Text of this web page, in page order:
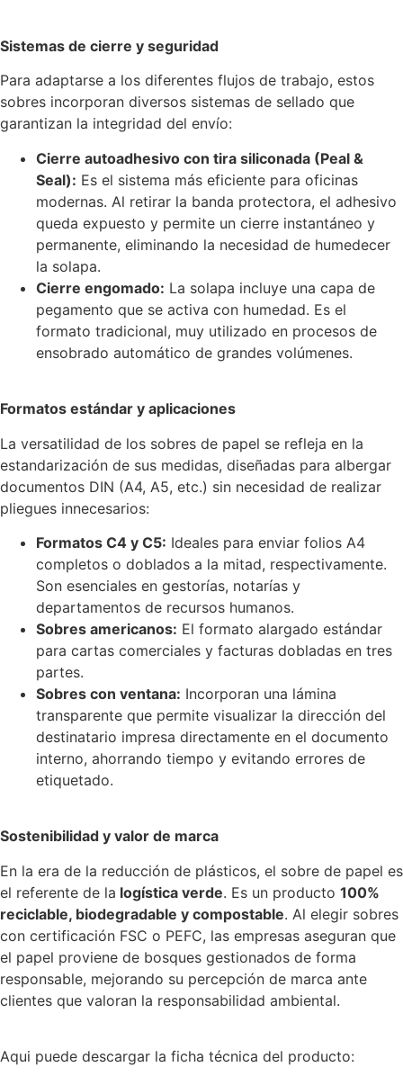
Sistemas de cierre y seguridad
Para adaptarse a los diferentes flujos de trabajo, estos
sobres incorporan diversos sistemas de sellado que
garantizan la integridad del envío:
Cierre autoadhesivo con tira siliconada (Peal &
Seal): Es el sistema más eficiente para oficinas
modernas. Al retirar la banda protectora, el adhesivo
queda expuesto y permite un cierre instantáneo y
permanente, eliminando la necesidad de humedecer
la solapa.
Cierre engomado: La solapa incluye una capa de
pegamento que se activa con humedad. Es el
formato tradicional, muy utilizado en procesos de
ensobrado automático de grandes volúmenes.
Formatos estándar y aplicaciones
La versatilidad de los sobres de papel se refleja en la
estandarización de sus medidas, diseñadas para albergar
documentos DIN (A4, A5, etc.) sin necesidad de realizar
pliegues innecesarios:
Formatos C4 y C5: Ideales para enviar folios A4
completos o doblados a la mitad, respectivamente.
Son esenciales en gestorías, notarías y
departamentos de recursos humanos.
Sobres americanos: El formato alargado estándar
para cartas comerciales y facturas dobladas en tres
partes.
Sobres con ventana: Incorporan una lámina
transparente que permite visualizar la dirección del
destinatario impresa directamente en el documento
interno, ahorrando tiempo y evitando errores de
etiquetado.
Sostenibilidad y valor de marca
En la era de la reducción de plásticos, el sobre de papel es
el referente de la logística verde. Es un producto 100%
reciclable, biodegradable y compostable. Al elegir sobres
con certificación FSC o PEFC, las empresas aseguran que
el papel proviene de bosques gestionados de forma
responsable, mejorando su percepción de marca ante
clientes que valoran la responsabilidad ambiental.
Aqui puede descargar la ficha técnica del producto: